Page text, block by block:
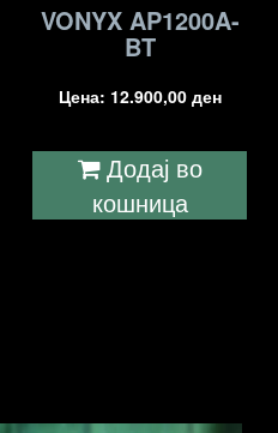
VONYX AP1200A-
BT
Цена: 12.900,00 ден
Додај во
кошница